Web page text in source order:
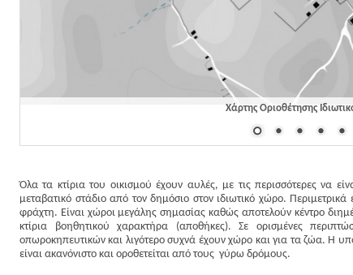
Χάρτης Οριοθέτησης
Όλα τα κτίρια του οικισμού έχουν αυλές, με τις περισσότερες να
μεταβατικό στάδιο από τον δημόσιο στον ιδιωτικό χώρο.
φράχτη. Είναι χώροι μεγάλης σημασίας καθώς αποτελούν κέντρο
κτίρια βοηθητικού χαρακτήρα (αποθήκες). Σε ορισμένες
οπωροκηπευτικών και λιγότερο συχνά έχουν χώρο και για τα ζώα. Η
είναι ακανόνιστο και οροθετείται από τους γύρω δρόμους.